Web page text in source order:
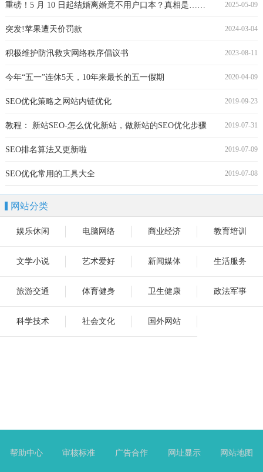
2025-05-09
重磅！5 月 10 日起结婚离婚竟不用户口本？真相是……
2024-03-04
突发!苹果遭天价罚款
2023-08-11
积极维护防汛救灾网络秩序倡议书
2020-04-09
今年“五一”连休5天，10年来最长的五一假期
2019-09-23
SEO优化策略之网站内链优化
2019-07-31
教程： 新站SEO-怎么优化新站，做新站的SEO优化步骤
2019-07-09
SEO排名算法又更新啦
2019-07-08
SEO优化常用的工具大全
网站分类
娱乐休闲 电脑网络 商业经济 教育培训
文学小说 艺术爱好 新闻媒体 生活服务
旅游交通 体育健身 卫生健康 政法军事
科学技术 社会文化 国外网站
帮助中心 审核标准 广告合作 网址显示 网站地图